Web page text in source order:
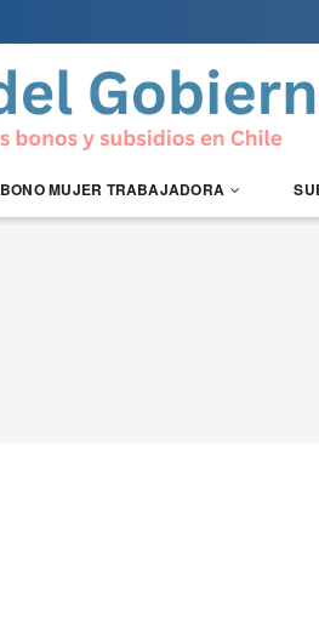
BONO MUJER TRABAJADORA